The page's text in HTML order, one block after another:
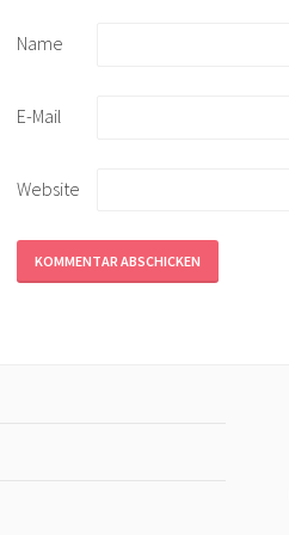
Name
E-Mail
Website